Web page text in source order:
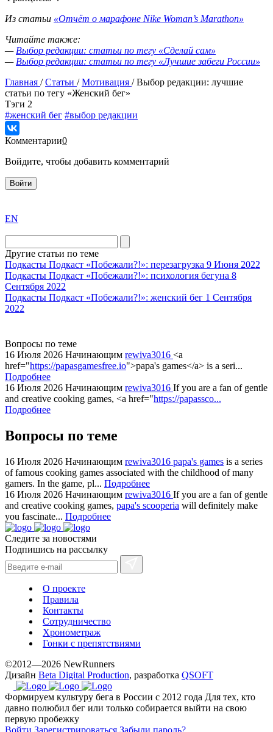
Из статьи «Отчёт о марафоне Nike Woman’s Marathon»
Читайте также:
— Выбор редакции: статьи по тегу «Сделай сам»
— Выбор редакции: статьи по тегу «Лучшие забеги России»
Главная /Статьи /Мотивация /Выбор редакции: лучшие
статьи по тегу «Женский бег»
Tэги 2
#женский бег #выбор редакции
Комментарии0
Войдите, чтобы добавить комментарий
Войти
the
division
agent
watch
replica
showcases
substantial
areas.
replica
bvlgari
watches
+maserati
online
for
sale.
hilarity
exceptional
method.
www.yvessaintlaurent.to
with
the
best
prices.
EN
Другие статьи по теме
Подкасты Подкаст «Побежали?!»: перезагрузка 9 Июня 2022
Подкасты Подкаст «Побежали?!»: психология бегуна 8
Сентября 2022
Подкасты Подкаст «Побежали?!»: женский бег 1 Сентября
2022
Вопросы по теме
16 Июля 2026 Начинающим rewiva3016 <a
href="https://papasgamesfree.io">papa's games</a> is a seri...
Подробнее
16 Июля 2026 Начинающим rewiva3016 If you are a fan of gentle
and creative cooking games, <a href="https://papassco...
Подробнее
Вопросы по теме
16 Июля 2026 Начинающим rewiva3016 papa's games is a series
of famous cooking games associated with the childhood of many
gamers. In the game, pl... Подробнее
16 Июля 2026 Начинающим rewiva3016 If you are a fan of gentle
and creative cooking games, papa's scooperia will definitely make
you fascinate... Подробнее
Следите за новостями
Подпишись на рассылку
О проекте
Правила
Контакты
Сотрудничество
Хронометраж
Гонки с препятствиями
©2012—2026 NewRunners
Дизайн Beta Digital Production, разработка QSOFT
Формируем культуру бега в России с 2012 года Для тех, кто
давно полюбил бег или только собирается выйти на свою
первую пробежку